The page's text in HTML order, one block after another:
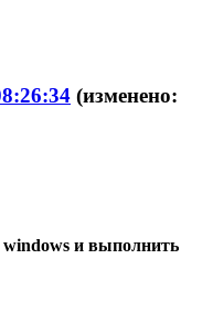
(изменено:
windows и выполнить